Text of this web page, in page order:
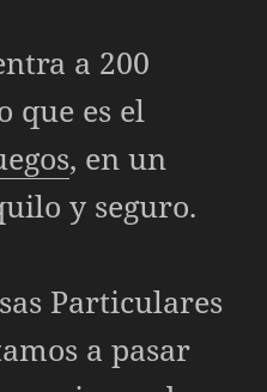
a 200
que es el
, en un
y seguro.
Particulares
a pasar